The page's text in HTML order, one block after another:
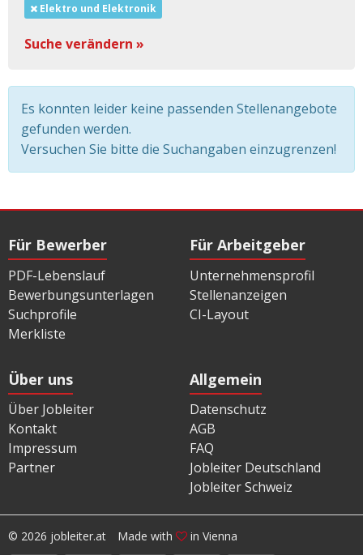
Elektro und Elektronik
Suche verändern »
Es konnten leider keine passenden Stellenangebote
gefunden werden.
Versuchen Sie bitte die Suchangaben einzugrenzen!
Für Bewerber
PDF-Lebenslauf
Bewerbungsunterlagen
Suchprofile
Merkliste
Für Arbeitgeber
Unternehmensprofil
Stellenanzeigen
CI-Layout
Über uns
Über Jobleiter
Kontakt
Impressum
Partner
Allgemein
Datenschutz
AGB
FAQ
Jobleiter Deutschland
Jobleiter Schweiz
© 2026 jobleiter.at Made with in Vienna